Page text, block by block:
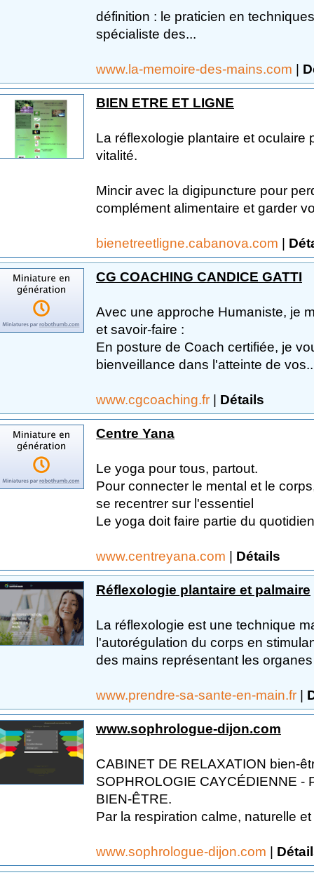
définition : le praticien en
spécialiste des...
www.la-memoire-des-mains.com |
BIEN ETRE ET LIGNE
La réflexologie plantaire et oculaire
vitalité.
Mincir avec la digipuncture pour
complément alimentaire et garder
bienetreetligne.cabanova.com |
CG COACHING CANDICE GATTI
Avec une approche Humaniste, je
et savoir-faire :
En posture de Coach certifiée, je
bienveillance dans l'atteinte de
www.cgcoaching.fr | Détails
Centre Yana
Le yoga pour tous, partout.
Pour connecter le mental et le
se recentrer sur l'essentiel
Le yoga doit faire partie du
www.centreyana.com | Détails
Réflexologie plantaire et palmaire
La réflexologie est une technique
l'autorégulation du corps en
des mains représentant les
www.prendre-sa-sante-en-main.fr |
www.sophrologue-dijon.com
CABINET DE RELAXATION bien-
SOPHROLOGIE CAYCÉDIENNE -
BIEN-ÊTRE.
Par la respiration calme, naturelle
www.sophrologue-dijon.com |